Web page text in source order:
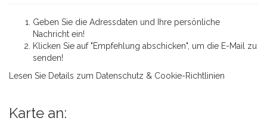
Geben Sie die Adressdaten und Ihre persönliche
Nachricht ein!
Klicken Sie auf "Empfehlung abschicken", um die E-Mail zu
senden!
Lesen Sie Details zum Datenschutz & Cookie-Richtlinien
Karte an: